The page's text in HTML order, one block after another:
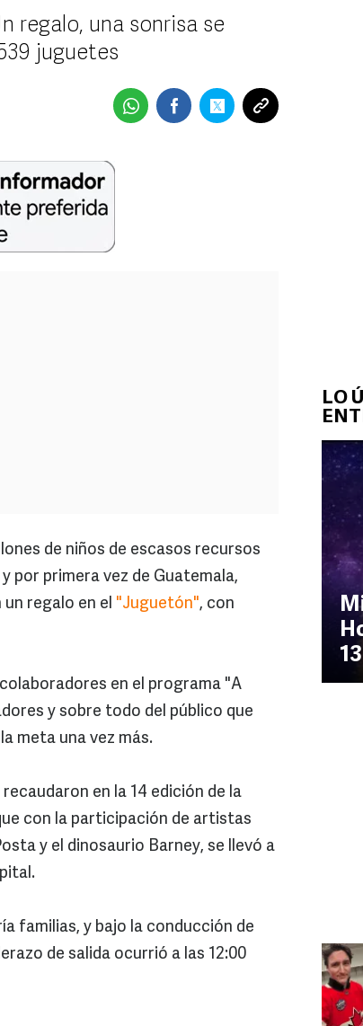
LO
regalo, una sonrisa se
juguetes
de niños de escasos recursos
por primera vez de Guatemala,
regalo en el "Juguetón", con
en el programa "A
y sobre todo del público que
meta una vez más.
en la 14 edición de la
con la participación de artistas
y el dinosaurio Barney, se llevó a
familias, y bajo la conducción de
de salida ocurrió a las 12:00